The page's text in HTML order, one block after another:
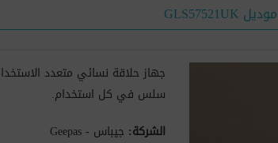
سلس في كل استخدام.
الشركة: جيباس - Geepas